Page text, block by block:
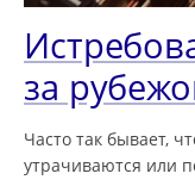
за
Часто так бывает,
утрачиваются или